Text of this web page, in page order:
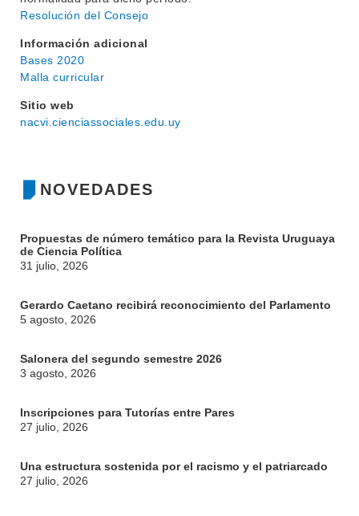
NOVEDADES
Propuestas de número temático para la Revista Uruguaya
de Ciencia Política
31 julio, 2026
Gerardo Caetano recibirá reconocimiento del Parlamento
5 agosto, 2026
Salonera del segundo semestre 2026
3 agosto, 2026
Inscripciones para Tutorías entre Pares
27 julio, 2026
Una estructura sostenida por el racismo y el patriarcado
27 julio, 2026
Resolución del Consejo
Información adicional
Bases 2020
Malla curricular
Sitio web
nacvi.cienciassociales.edu.uy